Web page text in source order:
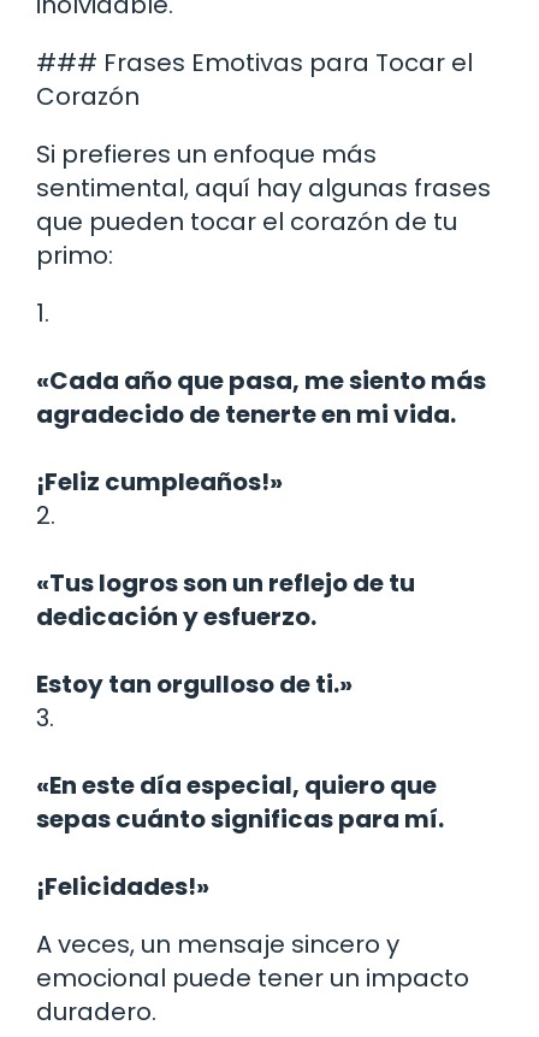
### Frases Emotivas para Tocar el
Corazón
Si prefieres un enfoque más
sentimental, aquí hay algunas frases
que pueden tocar el corazón de tu
primo:
1.
«Cada año que pasa, me siento más
agradecido de tenerte en mi vida.
¡Feliz cumpleaños!»
2.
«Tus logros son un reflejo de tu
dedicación y esfuerzo.
Estoy tan orgulloso de ti.»
3.
«En este día especial, quiero que
sepas cuánto significas para mí.
¡Felicidades!»
A veces, un mensaje sincero y
emocional puede tener un impacto
duradero.